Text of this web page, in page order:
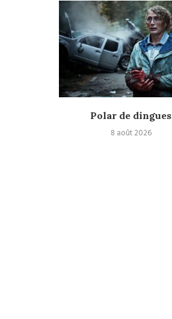
Polar de dingues
8 août 2026